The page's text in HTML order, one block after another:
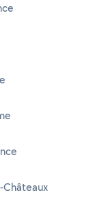
Châteaux